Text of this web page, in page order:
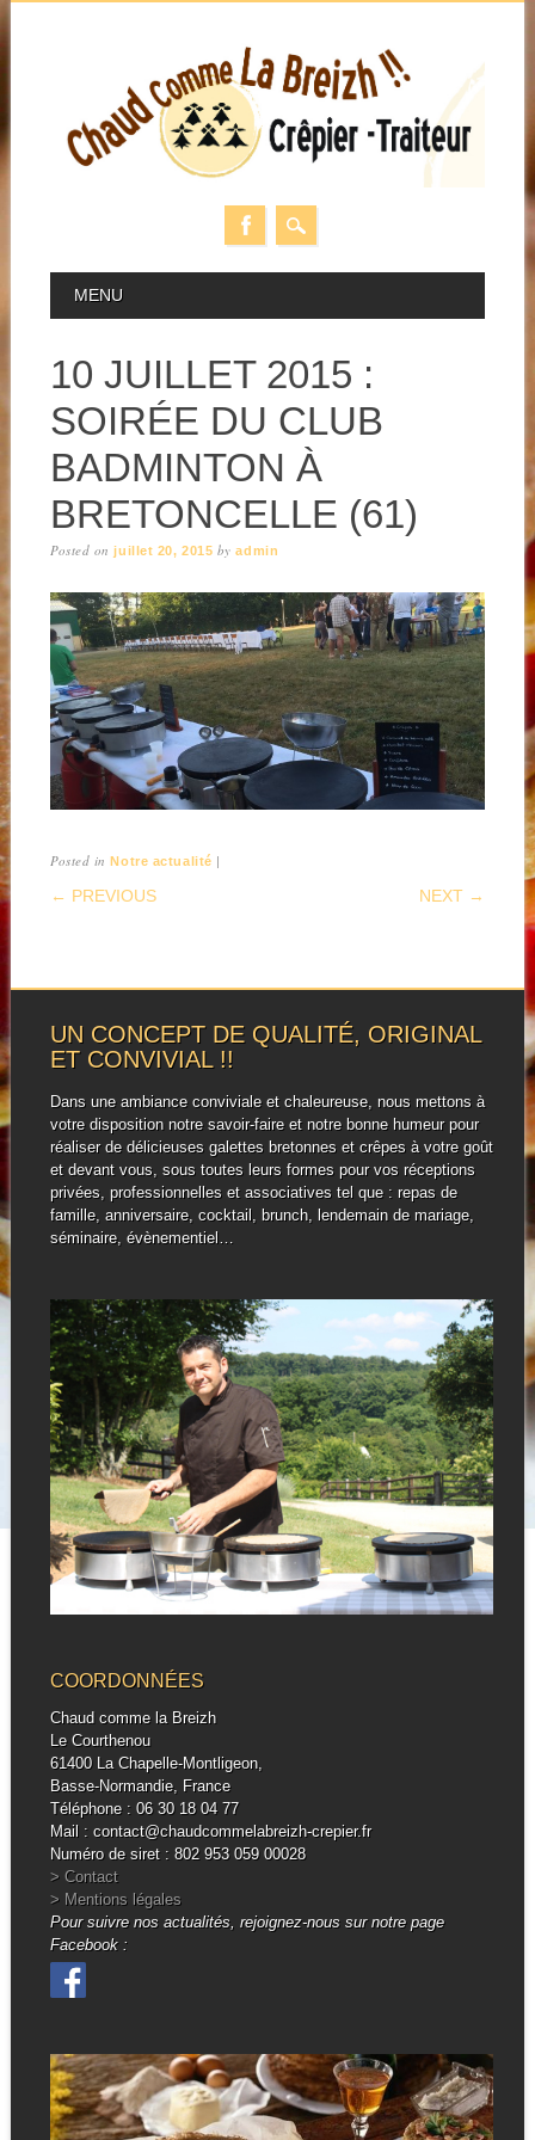
MAIN MENU
MENU
10 JUILLET 2015 :
SOIRÉE DU CLUB
BADMINTON À
BRETONCELLE (61)
Posted onjuillet 20, 2015 byadmin
Posted inNotre actualité |
POST NAVIGATION
← PREVIOUS NEXT →
UN CONCEPT DE QUALITÉ, ORIGINAL
ET CONVIVIAL !!
Dans une ambiance conviviale et chaleureuse, nous mettons à
votre disposition notre savoir-faire et notre bonne humeur pour
réaliser de délicieuses galettes bretonnes et crêpes à votre goût
et devant vous, sous toutes leurs formes pour vos réceptions
privées, professionnelles et associatives tel que : repas de
famille, anniversaire, cocktail, brunch, lendemain de mariage,
séminaire, évènementiel…
COORDONNÉES
Chaud comme la Breizh
Le Courthenou
61400 La Chapelle-Montligeon,
Basse-Normandie, France
Téléphone : 06 30 18 04 77
Mail : contact@chaudcommelabreizh-crepier.fr
Numéro de siret : 802 953 059 00028
> Contact
> Mentions légales
Pour suivre nos actualités, rejoignez-nous sur notre page
Facebook :